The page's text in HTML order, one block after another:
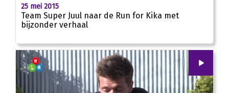
25 mei 2015
Team Super Juul naar de Run for Kika met
bijzonder verhaal
00:00